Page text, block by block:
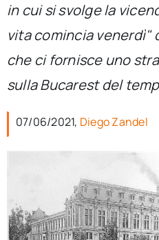
Chi siamo
per:
in cui si svolge la
vita comincia venerdì"
che ci fornisce uno
sulla Bucarest del
07/06/2021, Diego Zandel